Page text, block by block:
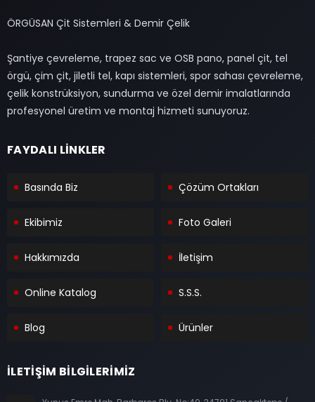
ÖRGÜSAN Çit Sistemleri & Demir Çelik
Şantiye çevreleme, trapez sac ve OSB pano, panel çit, tel
örgü, çim çit, jiletli tel, kapı sistemleri, spor sahası çevreleme,
çelik konstrüksiyon, sundurma ve özel demir imalatlarında
profesyonel üretim ve montaj hizmeti sunuyoruz.
FAYDALI LİNKLER
Basında Biz Çözüm Ortakları
Ekibimiz Foto Galeri
Hakkımızda İletişim
Online Katalog S.S.S.
Blog Ürünler
İLETİŞİM BİLGİLERİMİZ